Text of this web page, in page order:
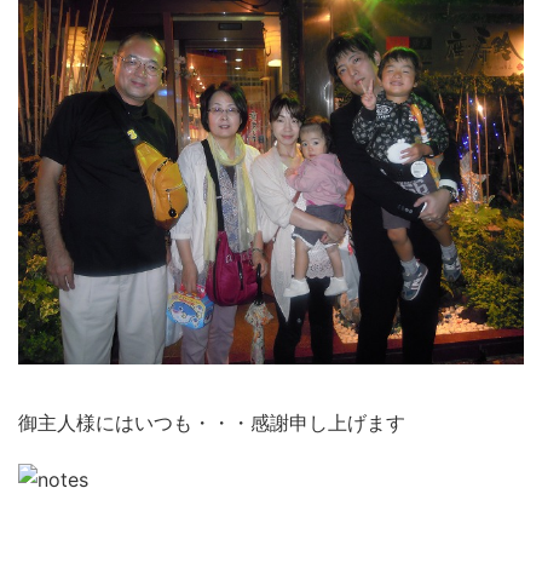
御主人様にはいつも・・・感謝申し上げます